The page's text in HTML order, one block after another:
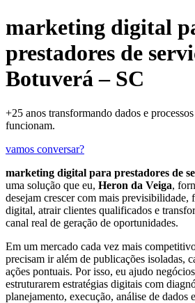
marketing digital
prestadores de
Botuverá – SC
+25 anos transformando dados e
funcionam.
vamos conversar?
marketing digital para prestadores de
uma solução que eu, Heron da Veiga,
desejam crescer com mais previsibilidade,
digital, atrair clientes qualificados e
canal real de geração de oportunidades.
Em um mercado cada vez mais
precisam ir além de publicações isoladas,
ações pontuais. Por isso, eu ajudo
estruturarem estratégias digitais com
planejamento, execução, análise de dados